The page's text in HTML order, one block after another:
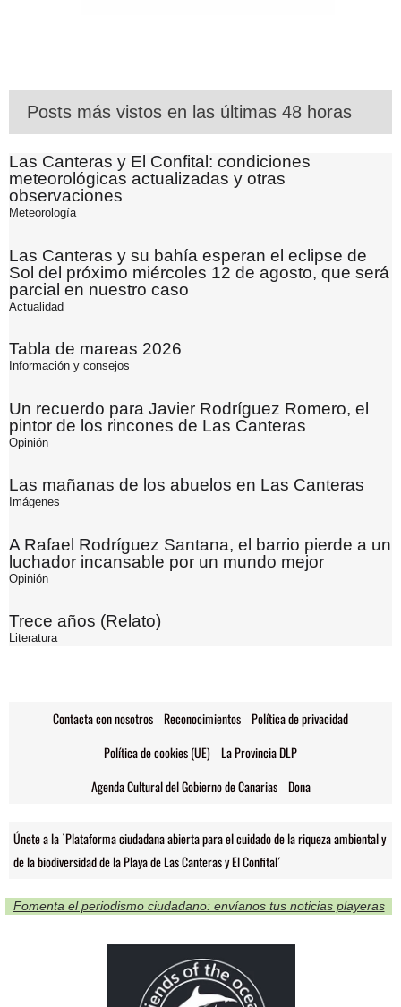
Posts más vistos en las últimas 48 horas
Las Canteras y El Confital: condiciones
meteorológicas actualizadas y otras
observaciones
Meteorología
Las Canteras y su bahía esperan el eclipse de
Sol del próximo miércoles 12 de agosto, que será
parcial en nuestro caso
Actualidad
Tabla de mareas 2026
Información y consejos
Un recuerdo para Javier Rodríguez Romero, el
pintor de los rincones de Las Canteras
Opinión
Las mañanas de los abuelos en Las Canteras
Imágenes
A Rafael Rodríguez Santana, el barrio pierde a un
luchador incansable por un mundo mejor
Opinión
Trece años (Relato)
Literatura
Contacta con nosotros Reconocimientos Política de privacidad
Política de cookies (UE) La Provincia DLP
Agenda Cultural del Gobierno de Canarias Dona
Únete a la `Plataforma ciudadana abierta para el cuidado de la riqueza ambiental y
de la biodiversidad de la Playa de Las Canteras y El Confital´
Fomenta el periodismo ciudadano: envíanos tus noticias playeras